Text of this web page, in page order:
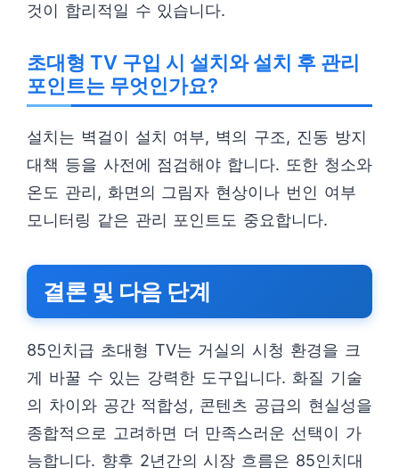
것이 합리적일 수 있습니다.
초대형 TV 구입 시 설치와 설치 후 관리
포인트는 무엇인가요?
설치는 벽걸이 설치 여부, 벽의 구조, 진동 방지
대책 등을 사전에 점검해야 합니다. 또한 청소와
온도 관리, 화면의 그림자 현상이나 번인 여부
모니터링 같은 관리 포인트도 중요합니다.
결론 및 다음 단계
85인치급 초대형 TV는 거실의 시청 환경을 크
게 바꿀 수 있는 강력한 도구입니다. 화질 기술
의 차이와 공간 적합성, 콘텐츠 공급의 현실성을
종합적으로 고려하면 더 만족스러운 선택이 가
능합니다. 향후 2년간의 시장 흐름은 85인치대